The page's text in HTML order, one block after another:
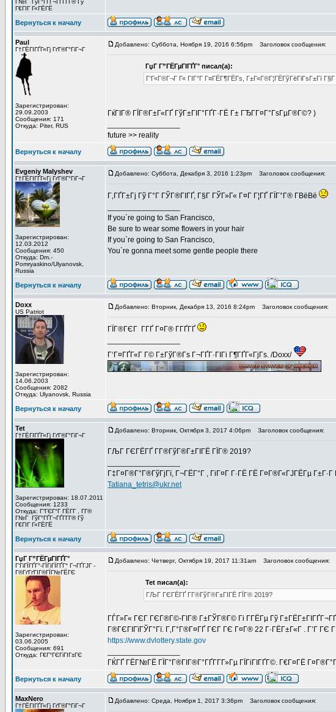
Г№Г ГўГ°ГҐГ¬ГҐГ­Г­Г® Гў
Г€ГІГ Г«ГЁГЁ
Вернуться к началу
Paul
Г†ГЁГІГҐГ«Гј ГґГ®Г°ГіГ¬Г
Зарегистрирован:
29.09.2003
Сообщения: 171
Откуда: Piter, RUS
Добавлено: Суббота, Ноября 19, 2016 6:56pm Заголовок сообщения:
ГџГ­ Г”ГЁГµГІГҐГ° писал(а):
Г‘Г«Г®Г¬Г Г« ГІГ°Г Г¤ГЁГ¶ГЁГѕ, Г±Г«Г®Г¦ГЁГўГёГіГѕГ±Гї Г§Г
ГќГІГ® ГЇГ®Г±Г«ГҐ ГўГ±ГІГ°ГҐГ·ГЁ Г± ГЂГ­Г¤Г°ГѕГµГ®Г©? )
future >> reality
Вернуться к началу
Evgeniy Malyshev
Г†ГЁГІГҐГ«Гј ГґГ®Г°ГіГ¬Г
Зарегистрирован:
12.03.2012
Сообщения: 450
Откуда: Dm.-
Pomryaskino/Ulyanovsk,
Russia
Добавлено: Суббота, Декабря 3, 2016 1:23pm Заголовок сообщения:
Г‚ГҐГ±Гј Гў Г°Г ГЎГ®ГІГҐ, Г§Г ГЎГ»Г« Г¤Г Г¦ГҐ ГЇГ°Г® Г­ВёВё
If you`re going to San Francisco,
Be sure to wear some flowers in your hair
If you`re going to San Francisco,
You`re gonna meet some gentle people there
Вернуться к началу
Doxx
US Patriot
Зарегистрирован:
14.06.2003
Сообщения: 2082
Откуда: Ulyanovsk, Russia
Добавлено: Вторник, Декабря 13, 2016 8:24pm Заголовок сообщения:
ГЇГ®ГЄГ Г­ГҐ Г¤Г® Г­ГҐГҐ
Г‘Г¤ГҐГ«Г Г© Г±ГўГ®Гѕ Г¬ГҐГ·ГІГі Г¶ГҐГ«ГјГѕ. /Doxx/
Вернуться к началу
Tet
Г†ГЁГІГҐГ«Гј ГґГ®Г°ГіГ¬Г
Зарегистрирован: 18.07.2011
Сообщения: 1233
Откуда: Г“ГЄГ°Г ГЁГ­Г , Г­Г®
Г№Г ГўГ°ГҐГ¬ГҐГ­Г­Г® Гў
Г€ГІГ Г«ГЁГЁ
Добавлено: Вторник, Октября 3, 2017 4:06pm Заголовок сообщения:
ГЉГ ГЄГЁГҐ Г­Г®ГўГ®Г±ГІГЁ ГЇГ® 2019?
Г‡Г¤Г®Г°Г®ГўГјГї, Г¬ГЁГ°Г , ГіГ¤Г Г·ГЁ ГЁ Г¤Г®Г«ГЈГЁГµ Г±Г·Г
Tatiana_tetris@ukr.net
Вернуться к началу
ГџГ­ Г”ГЁГµГІГҐГ°
Г‘ГіГЇГҐГ°-ГЇГіГЇГҐГ° Г¬ГҐГЈГ -
Г®ГґГґГІГ®ГЇГ№ГЁГЄ
Зарегистрирован:
03.06.2005
Сообщения: 691
Откуда: Г€Г°ГЄГіГІГ±ГЄ
Добавлено: Четверг, Октября 19, 2017 11:31am Заголовок сообщения:
Tet писал(а):
ГЉГ ГЄГЁГҐ Г­Г®ГўГ®Г±ГІГЁ ГЇГ® 2019?
ГЃГ»Г« ГЄГ ГЄГ®Г©-ГІГ® Г±ГЎГ®Г© Гі Г­ГЁГµ Гў Г±ГЁГ±ГІГҐГ¬ГҐ
Г®ГЄГІГїГЎГ°Гї. Г‚Г°Г®Г¤ГҐ ГЄГ ГЄ Г¤Г® 22 Г·ГЁГ±Г«Г . Г’Г ГЄ
https://www.dvlottery.state.gov
ГЌГҐ ГЁГ№ГЁ ГЇГ°Г®ГІГ®Г°ГҐГ­Г­Г»Гµ ГЇГіГІГҐГ©. Г€Г¤ГЁ
Вернуться к началу
MaxNero
Г†ГЁГІГҐГ«Гј ГґГ®Г°ГіГ¬Г
Добавлено: Среда, Ноября 1, 2017 3:36pm Заголовок сообщения: